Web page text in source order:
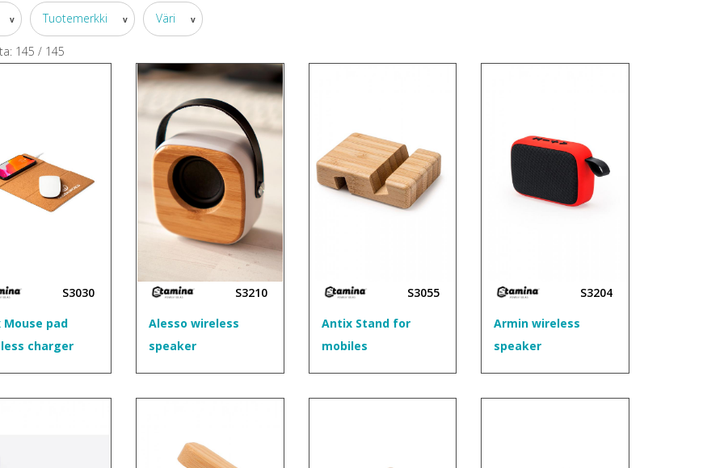
v Tuotemerkki v Väri v
145 / 145
S3030
Mouse pad
charger
S3210
Alesso wireless
speaker
S3055
Antix Stand for
mobiles
S3204
Armin wireless
speaker